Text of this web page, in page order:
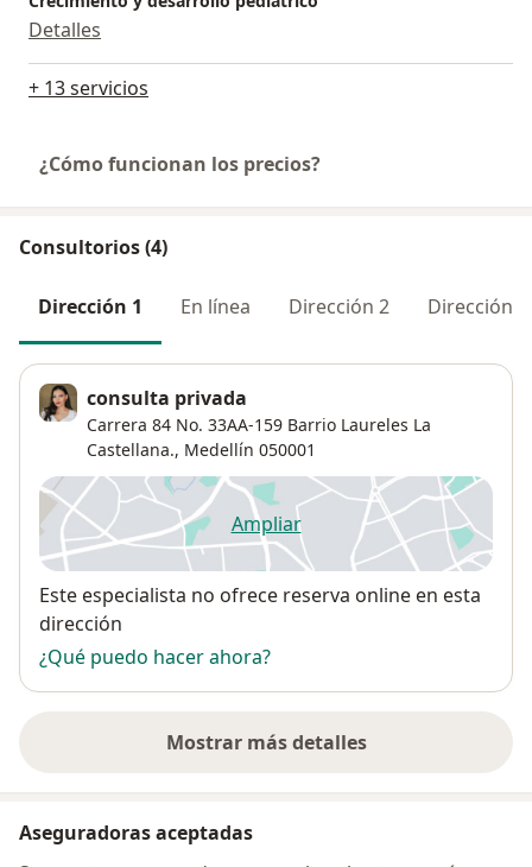
Detalles
+ 13 servicios
¿Cómo funcionan los precios?
Consultorios (4)
Dirección 1 En línea Dirección 2 Dirección 3
consulta privada
Carrera 84 No. 33AA-159 Barrio Laureles La
Castellana., Medellín 050001
Ampliarse abre en una nueva
Disponibilidad
Este especialista no ofrece reserva online en esta
dirección
¿Qué puedo hacer ahora?
Mostrar más detalles
sobre la dirección
Aseguradoras aceptadas